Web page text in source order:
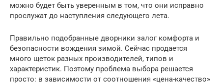
можно будет быть уверенным в том, что они исправно
прослужат до наступления следующего лета.
Правильно подобранные дворники залог комфорта и
безопасности вождения зимой. Сейчас продается
много щеток разных производителей, типов и
характеристик. Поэтому проблема выбора решается
просто: в зависимости от соотношения «цена-качество»